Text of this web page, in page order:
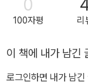
일컬으며 못된 짓을
는 말을 타고 다니면
풀과 열매가 조금 있
몽땅 가져가 버린다.
0
100자평 리
이 책에 내가 남긴
로그인하면 내가 남